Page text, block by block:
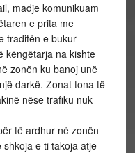
madje komunikuam
e prita me
traditën e bukur
këngëtarja na kishte
zonën ku banoj unë
darkë. Zonat tona të
nëse trafiku nuk
të ardhur në zonën
e ti takoja atje